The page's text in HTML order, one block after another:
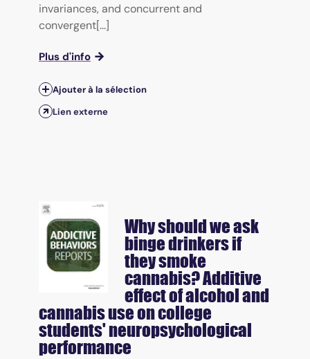
invariances, and concurrent and
convergent[...]
Plus d'info
Ajouter à la sélection
Lien externe
Why should we ask
binge drinkers if
they smoke
cannabis? Additive
effect of alcohol and
cannabis use on college
students' neuropsychological
performance